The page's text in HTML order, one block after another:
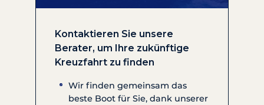
Kontaktieren Sie unsere
Berater, um Ihre zukünftige
Kreuzfahrt zu finden
Wir finden gemeinsam das
beste Boot für Sie, dank unserer